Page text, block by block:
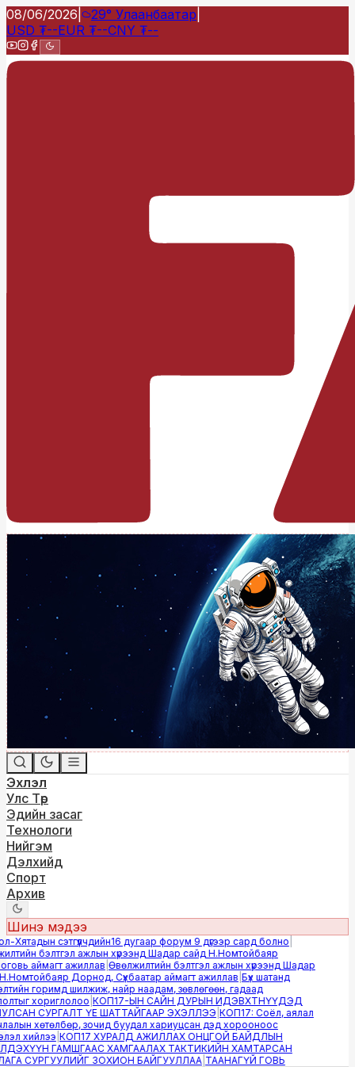
08/06/2026 29° Улаанбаатар
USD ₮--EUR ₮--CNY ₮--
Эхлэл
Улс Төр
Эдийн засаг
Технологи
Нийгэм
Дэлхийд
Спорт
Архив
Шинэ мэдээ
сэтгүүлчдийн16 дугаар форум 9 дүгээр сард болно|
бэлтгэл ажлын хүрээнд Шадар сайд Н.Номтойбаяр
аймагт ажиллав|Өвөлжилтийн бэлтгэл ажлын хүрээнд Шадар
Дорнод, Сүхбаатар аймагт ажиллав|Бүх шатанд
горимд шилжиж, найр наадам, зөвлөгөөн, гадаад
хориглолоо|КОП17-ЫН САЙН ДУРЫН ИДЭВХТНҮҮДЭД
СУРГАЛТ ҮЕ ШАТТАЙГААР ЭХЭЛЛЭЭ|КОП17: Соёл, аялал
хөтөлбөр, зочид буудал хариуцсан дэд хорооноос
хийлээ|КОП17 ХУРАЛД АЖИЛЛАХ ОНЦГОЙ БАЙДЛЫН
ГАМШГААС ХАМГААЛАХ ТАКТИКИЙН ХАМТАРСАН
СУРГУУЛИЙГ ЗОХИОН БАЙГУУЛЛАА|ТААНАГҮЙ ГОВЬ